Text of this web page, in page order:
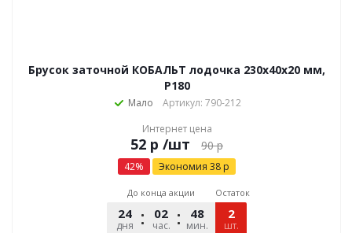
Брусок заточной КОБАЛЬТ лодочка 230х40х20 мм,
P180
Мало
Артикул: 790-212
Интернет цена
р /шт 90р
42% Экономия 38 р
До конца акции
24
дня
02
час.
48
мин.
45
сек.
Остаток
2
шт.